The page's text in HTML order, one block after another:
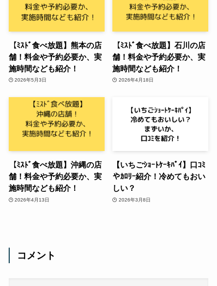
【ﾐｽﾄﾞ食べ放題】熊本の店
舗！料金や予約必要か、実
施時間なども紹介！
2026年5月3日
【ﾐｽﾄﾞ食べ放題】石川の店
舗！料金や予約必要か、実
施時間なども紹介！
2026年4月18日
【ﾐｽﾄﾞ食べ放題】沖縄の店
舗！料金や予約必要か、実
施時間なども紹介！
2026年4月13日
【いちごｼｮｰﾄｹｰｷﾊﾟｲ】口ｺﾐ
やｶﾛﾘｰ紹介！冷めてもおい
しい？
2026年3月8日
コメント